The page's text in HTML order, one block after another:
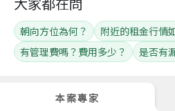
本案專家
朝向方位為何？
附近的租金行情
有管理費嗎？費用多少？
是否有